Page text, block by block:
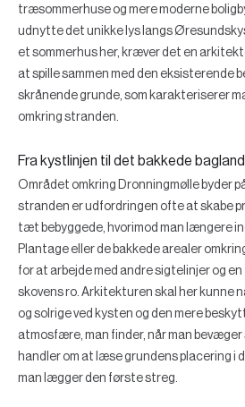
træsommerhuse og mere moderne
udnytte det unikke lys langs
et sommerhus her, kræver det en
at spille sammen med den eksisterende
skrånende grunde, som karakteriserer
omkring stranden.
Fra kystlinjen til det bakkede bagland
Området omkring Dronningmølle byder
stranden er udfordringen ofte at skabe
tæt bebyggede, hvorimod man længere
Plantage eller de bakkede arealer
for at arbejde med andre sigtelinjer og
skovens ro. Arkitekturen skal her kunne
og solrige ved kysten og den mere
atmosfære, man finder, når man
handler om at læse grundens placering i
man lægger den første streg.